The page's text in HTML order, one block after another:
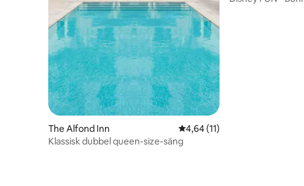
The Alfond Inn 4,64 av 5 i genomsnittligt
4,64 (11)
Klassisk dubbel queen-size-säng